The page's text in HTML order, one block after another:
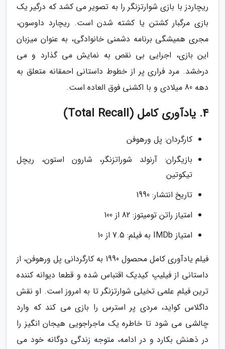
ریچاردز با بازی شوارتزنگر را به تصویر می کشد که درگیر یک
بازی مرگبار کشتن یا کشته شدن است. ریچارد داوسون،
مجری همیشگی برنامه دشمنی خانوادگی، به عنوان میزبان
این بازی، اجرایی بی نقص به نمایش می گذارد و می
درخشد. مرد فراری پر از خطوط داستانی احمقانه متعلق به
دهه 80 میلادی و با اکشنی فوق العاده است.
4. یادآوری کامل (Total Recall)
کارگردان: پل ورهوفن
بازیگران: آرنولد شوراتزنگر، شارون استون، ریچل
تیکوتین
تاریخ انتشار: 1990
امتیاز راتن تومیتوز: 82 از 100
امتیاز IMDb به فیلم: 7.5 از 10
فیلم یادآوری کامل محصول 1990 به کارگردانی پل ورهوفن، از
داستانی از فیلیپ کیدیک اقتباس شده و قطعا دیوانه کننده
ترین فیلم علمی تخیلی شوارتزنگر تا به امروز است. او نقش
داگلاس کواید، مردی پر استرس را بازی می کند که وارد
چالشی می شود تا خاطره یک ماجراجویی هیجان انگیز را
در ذهنش بکارد و در ادامه، متوجه زندگی دوگانه خود می